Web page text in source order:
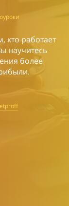
кто работает
научитесь
более